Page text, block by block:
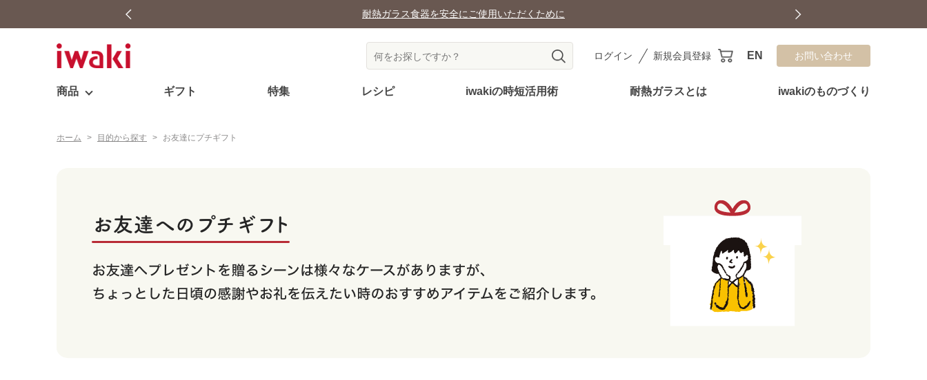
耐熱ガラス食器を安全にご使用いただくために
ログイン 新規会員登録 EN お問い合わせ
商品 ギフト 特集 レシピ iwakiの時短活用術 耐熱ガラスとは iwakiのものづくり
ホーム > 目的から探す > お友達にプチギフト